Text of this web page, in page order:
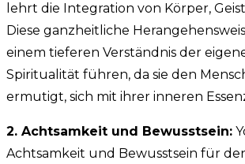
lehrt die Integration von Körper,
Diese ganzheitliche
einem tieferen Verständnis der
Spiritualität führen, da sie den
ermutigt, sich mit ihrer inneren
2. Achtsamkeit und Bewusstsein:
Achtsamkeit und Bewusstsein für